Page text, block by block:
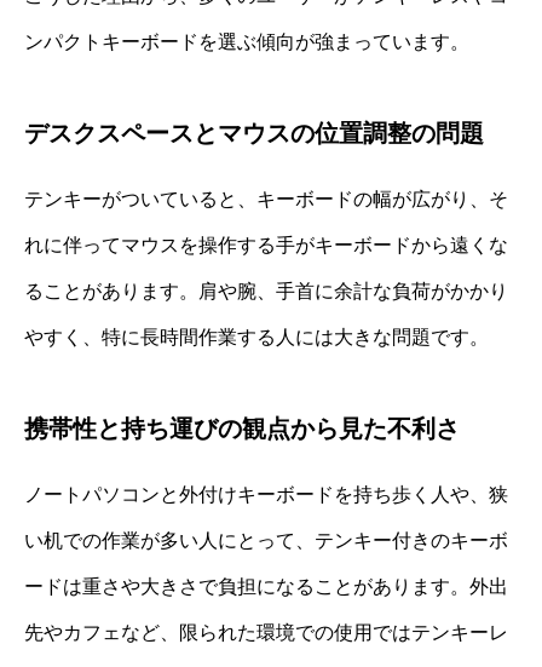
ンパクトキーボードを選ぶ傾向が強まっています。
デスクスペースとマウスの位置調整の問題
テンキーがついていると、キーボードの幅が広がり、そ
れに伴ってマウスを操作する手がキーボードから遠くな
ることがあります。肩や腕、手首に余計な負荷がかかり
やすく、特に長時間作業する人には大きな問題です。
携帯性と持ち運びの観点から見た不利さ
ノートパソコンと外付けキーボードを持ち歩く人や、狭
い机での作業が多い人にとって、テンキー付きのキーボ
ードは重さや大きさで負担になることがあります。外出
先やカフェなど、限られた環境での使用ではテンキーレ